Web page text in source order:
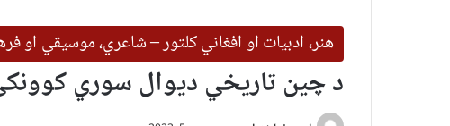
هنر، ادبیات او افغاني کلتور – شاعري، موسیقي او
د چین تاریخي دیوال سوري